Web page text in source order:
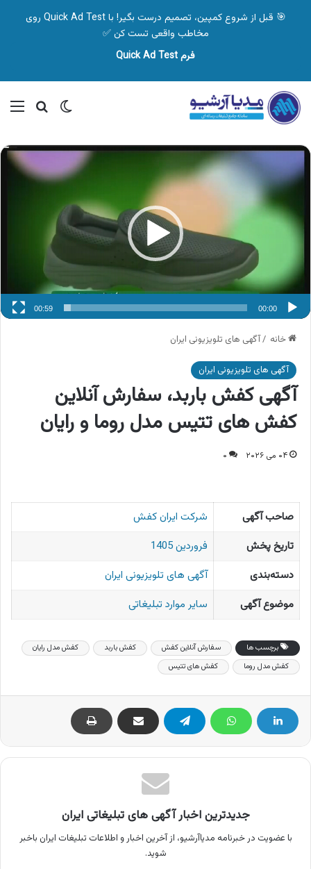
🎯 قبل از شروع کمپین، تصمیم درست بگیر! با Quick Ad Test روی
مخاطب واقعی تست کن ✅
فرم Quick Ad Test
تغییر پوسته
نمایشگر
ویدیو
00:00
00:59
خانه /آگهی های تلویزیونی ایران
آگهی های تلویزیونی ایران
آگهی کفش باربد، سفارش آنلاین
کفش های تتیس مدل روما و رایان
۰۴ می ۲۰۲۶ ۰
صاحب آگهی
شرکت ایران کفش
تاریخ پخش
فروردین 1405
دسته‌بندی
آگهی های تلویزیونی ایران
موضوع آگهی
سایر موارد تبلیغاتی
برچسب ها سفارش آنلاین کفش کفش باربد
کفش مدل رایان
کفش مدل روما
کفش های تتیس
جدیدترین اخبار آگهی های تبلیغاتی ایران
با عضویت در خبرنامه مدیاآرشیو، از آخرین اخبار و اطلاعات تبلیغات ایران باخبر
شوید.